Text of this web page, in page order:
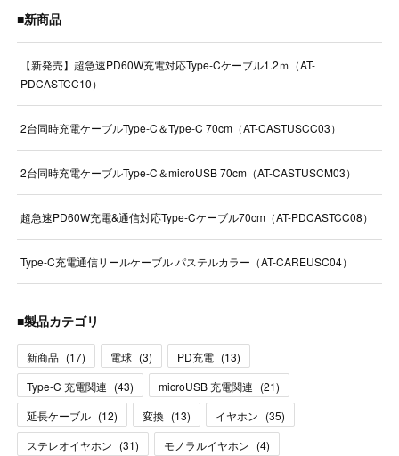
■新商品
【新発売】超急速PD60W充電対応Type-Cケーブル1.2ｍ（AT-
PDCASTCC10）
2台同時充電ケーブルType-C＆Type-C 70cm（AT-CASTUSCC03）
2台同時充電ケーブルType-C＆microUSB 70cm（AT-CASTUSCM03）
超急速PD60W充電&通信対応Type-Cケーブル70cm（AT-PDCASTCC08）
Type-C充電通信リールケーブル パステルカラー（AT-CAREUSC04）
■製品カテゴリ
新商品 (17) 電球 (3) PD充電 (13)
Type-C 充電関連 (43) microUSB 充電関連 (21)
延長ケーブル (12) 変換 (13) イヤホン (35)
ステレオイヤホン (31) モノラルイヤホン (4)